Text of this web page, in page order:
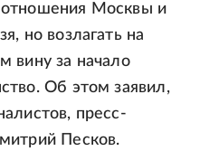
отношения Москвы и
но возлагать на
вину за начало
Об этом заявил,
пресс-
Песков.